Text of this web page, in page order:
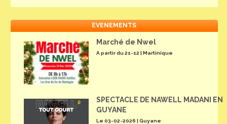
EVENEMENTS
Marché de Nwel
A partir du 21-12 | Martinique
SPECTACLE DE NAWELL MADANI EN
GUYANE
Le 03-02-2026 | Guyane